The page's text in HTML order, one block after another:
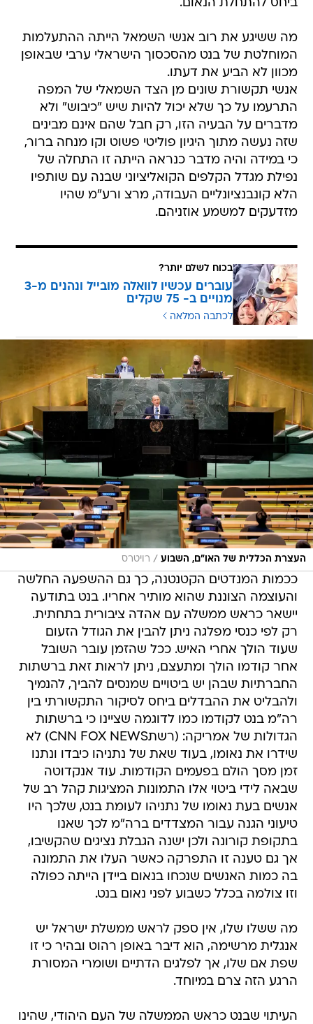
ביחס להתחלת הנאום.
מה ששיגע את רוב אנשי השמאל הייתה ההתעלמות
המוחלטת של בנט מהסכסוך הישראלי ערבי שבאופן
מכוון לא הביע את דעתו.
אנשי תקשורת שונים מן הצד השמאלי של המפה
התרעמו על כך שלא יכול להיות שיש "כיבוש" ולא
מדברים על הבעיה הזו, רק חבל שהם אינם מבינים
שזה נעשה מתוך היגיון פוליטי פשוט וקו מנחה ברור,
כי במידה והיה מדבר כנראה הייתה זו התחלה של
נפילת מגדל הקלפים הקואליציוני שבנה עם שותפיו
הלא קונבנציונליים העבודה, מרצ ורע"מ שהיו
מזדעקים למשמע אוזניהם.
בכוח לשלם יותר?
עוברים עכשיו לוואלה מובייל ונהנים מ-3
מנויים ב- 75 שקלים
לכתבה המלאה
העצרת הכללית של האו"ם, השבוע / רויטרס
ככמות המנדטים הקטנטנה, כך גם ההשפעה החלשה
והעוצמה הצוננת שהוא מותיר אחריו. בנט בתודעה
יישאר כראש ממשלה עם אהדה ציבורית בתחתית.
רק לפי כנסי מפלגה ניתן להבין את הגודל הזעום
שעוד הולך אחרי האיש. ככל שהזמן עובר השובל
אחר קודמו הולך ומתעצם, ניתן לראות זאת ברשתות
החברתיות שבהן יש ביטויים שמנסים להביך, להנמיך
ולהבליט את ההבדלים ביחס לסיקור התקשורתי בין
רה"מ בנט לקודמו כמו לדוגמה שציינו כי ברשתות
הגדולות של אמריקה: (רשתCNN FOX NEWS) לא
שידרו את נאומו, בעוד שאת של נתניהו כיבדו ונתנו
זמן מסך הולם בפעמים הקודמות. עוד אנקדוטה
שבאה לידי ביטוי אלו התמונות המציגות קהל רב של
אנשים בעת נאומו של נתניהו לעומת בנט, שלכך היו
טיעוני הגנה עבור המצדדים ברה"מ לכך שאנו
בתקופת קורונה ולכן ישנה הגבלת נציגים שהקשיבו,
אך גם טענה זו התפרקה כאשר העלו את התמונה
בה כמות האנשים שנכחו בנאום ביידן הייתה כפולה
וזו צולמה בכלל כשבוע לפני נאום בנט.
מה ששלו שלו, אין ספק לראש ממשלת ישראל יש
אנגלית מרשימה, הוא דיבר באופן רהוט ובהיר כי זו
שפת אם שלו, אך לפלגים הדתיים ושומרי המסורת
הרגע הזה צרם במיוחד.
העיתוי שבנט כראש הממשלה של העם היהודי, שהינו